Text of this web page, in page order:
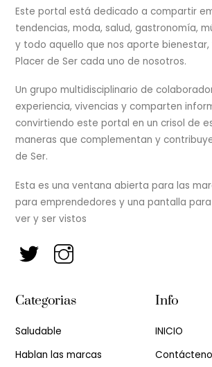
Top
Este portal está dedicado a compartir
tendencias, moda, salud, gastronomía,
y todo aquello que nos aporte
Placer de Ser cada uno de nosotros.
Un grupo multidisciplinario de
experiencia, vivencias y comparten
convirtiendo este portal en un crisol de
maneras que complementan y
de Ser.
Esta es una ventana abierta para las
para emprendedores y una pantalla
ver y ser vistos
Categorias
Saludable
Hablan las marcas
Info
INICIO